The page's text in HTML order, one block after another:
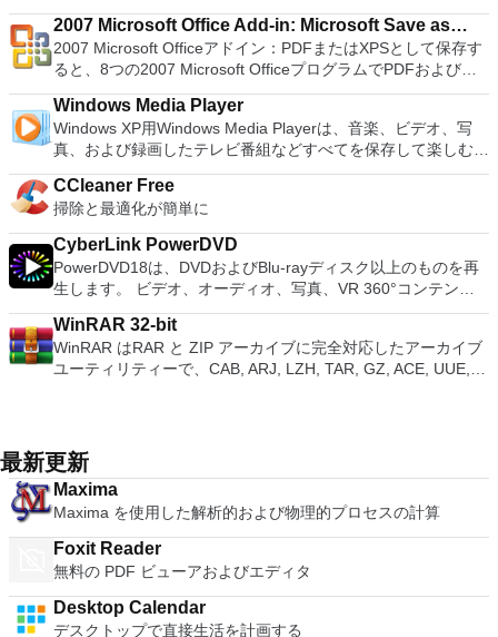
adjustment tool int he Writer program. It has an Office to PDF
converter, automatic spell checking and word count features.
It also has some neat tools such as the Watermark in
document, and converting PowerPoint to Word document
support. Overall, WPS Office 2016 Free is a good alternative
to Microsoft's offering. The Writer program is a versatile word
processor; the Presentation program is an easy to use and
effective slide show maker that helps you to create impressive
multimedia presentations; and the Spreadsheets program is
both a flexible and a powerful spreadsheet application.
8MBから64MBまでの単一の物理カードに制限されなくなりま
した。 高解像度グラフィックス：PCSX2を使用すると、
1080pまたは4K HDでゲームをプレイできます。 全体とし
ゲームを高い精度でエミュレートでき、Windowsとエミュレ
ーターを切り替えることができます。欠点は、高速ゲームに苦
労し、時々フリーズまたはクラッシュすることです。* PCSX2
を使用するには、コンソールから抽出できるPlaystation 2
BIOSが必要です。
Damn Small Linux、Fedora、FreeDOS、Gentoo、
gNewSense、Hiren&#39;s Boot CD、LiveXP、Knoppix、
Kubuntu、Linux Mint、NT Password Registry Editor、
OpenSUSE、Parted Magic、Slackware、Tails、Trinity
Rescue Kit、Ubuntu、Ultimate Boot CD、Windows XP（SP2
以降）、Windows Server 2003 R2、Windows Vista、
Windows 7、Windows 8。 *このリストは完全ではありませ
ア語、マレーシア語、セシュティナ、ダンスク、ドイツ語、英
語、スペイン語、フランス語、フルバツキー、イタリア語、ラ
トヴィエシュ、リエトゥビウ、マジャール、オランダ、ノルス
ク、ポルスキ、ポルトガル、ポルトガル、スロヴェンスキー、
スロベンツキー、スロヴェンスキーSrpski、Suomi、
Svenska、Türkçe。
ングシステムを同時に実行します。 インストールや構成の問
題なしに、事前構成された製品の利点を体験してください。
ホストコンピューターと仮想マシン間でデータを共有します。
32ビットと64ビットの両方の仮想マシンを実行します。 2-
way Virtual SMPを活用します。 サードパーティの仮想マシン
とイメージを使用します。 ホストコンピューターと仮想マシ
ン間でデータを共有します。 幅広いホストおよびゲストオペ
レーティングシステムのサポート。 USB 2.0デバイスのサポー
ト。 起動時にアプライアンス情報を取得します。 直感的なホ
ームページインターフェイスを介して仮想マシンに簡単にアク
想マシンまたはMicrosoft Virtual PC仮想マシンもサポートして
います。
またはLinuxマシン、世界中のどこからでも。 VNC Viewerを
使用すると、コンピューターのデスクトップを表示したり、コ
ンピューターの前に直接座っているかのようにマウスとキーボ
ードを制御したりできます。 VNC Viewerは、インストールと
使用が簡単です。制御したいデバイスでインストーラーを実行
し、指示に従ってください。オプションで、Windowsでのリ
モート展開に使用可能なMSIがあります。デスクトッププラッ
トフォームにVNC Viewerをインストールする権限がない場合
は、スタンドアロンオプションを選択する必要があります。
主な機能は次のとおりです。 クラウドサービスを介してVNC
Connectを実行しているコンピューターに接続します。 Apple
Screen Sharing（ARD）などのサードパーティ製のVNC互換
ソフトウェアを実行しているコンピューターに直接接続しま
す。 各デバイスでVNC Viewerにサインインして、すべてのデ
ボードの上のスクロールバーには、Command / Windowsなど
の高度なキーが含まれています。 Bluetoothキーボードのサポ
ート。 VNC Connectサブスクリプションには、無料、有料、
に、RealVNCアカウントの資格情報を使用して、ローカルマ
シンでVNC Viewerにサインインします。そこから、コンピュ
ーターを確認して接続できます。 VNC Connectを使用する
と、セッションはエンドツーエンドで暗号化されます。アプリ
はすぐに各コンピューターをパスワードで保護します。コンピ
ューターへのログインに使用するのと同じユーザー名とパスワ
ードを入力するだけです。 WIN 7,8,8.1,10をサポートしま
す。 VNC ViewerのMacバージョンをお探しですか？ここから
ダウンロード
2007 Microsoft Office Add-in: Microsoft Save as
PDF or XPS
2007 Microsoft Officeアドイン：PDFまたはXPSとして保存す
ると、8つの2007 Microsoft OfficeプログラムでPDFおよび
XPS形式にエクスポートして保存できます。このツールを使用
すると、これらのプログラムのサブセットでPDF形式および
XPS形式の電子メール添付ファイルとして送信することもでき
ます（特定の機能はプログラムによって異なります）。 この
ダウンロードは、次のOfficeプログラムで動作します。
Microsoft Office Access 2007。 Microsoft Office Excel 2007。
Microsoft Office InfoPath 2007。 Microsoft Office OneNote
2007。 Microsoft Office PowerPoint 2007。 Microsoft Office
Publisher 2007。 Microsoft Office Visio 2007。 Microsoft
Office Word 2007。 2007 Microsoft Officeプログラムのこの
Microsoft Save as PDFまたはXPSアドインは、2007 Microsoft
Office systemソフトウェアの補足条項であり、2007 Microsoft
Office systemソフトウェアのライセンス条項の対象となりま
す。 システム要件：サポートされているオペレーティングシ
Windows Media Player
Windows XP用Windows Media Playerは、音楽、ビデオ、写
真、および録画したテレビ番組などすべてを保存して楽しむ最
適な機能を搭載しています。 再生、表示、外出先で楽しむた
めのポータブル デバイスとの同期、さらには家中のデバイス
との共有も、すべて1か所で行えます。 シンプルなデザイン -
まったく新しい外観でデジタル エンターテイメントを楽しめ
ます。 大好きな音楽をより多く - デジタル音楽体験がさらに
楽しくなります。 エンターテイメントをすべて1つの場所に -
音楽、ビデオ、写真、録画したテレビ番組をすべて保存して楽
しめます。 どこでも楽しめる - どこにいても音楽、ビデオ、
写真にアクセスできます。
CCleaner Free
掃除と最適化が簡単に
CyberLink PowerDVD
PowerDVD18は、DVDおよびBlu-rayディスク以上のものを再
生します。 ビデオ、オーディオ、写真、VR 360°コンテン
ツ、さらにはYouTubeやVimeoにとっても、PowerDVD18は重
要なエンターテイメントの仲間です。 Ultra HD HDR TVとサ
ラウンドサウンドシステムの可能性を解き放ち、360°ビデオ
の増え続けるコレクションへのアクセスで仮想世界に没頭する
Blu-ray、4K、HEVC / H.265およびHDR10コンテンツをサポー
ト全画面モードで21：9モニターで2.35：1の映画を見る常時
オンのミニビューでYouTubeライブを見る YouTubeおよび
Vimeoで4K HDRおよび360ビデオを再生 VRエクスペリエンス
の向上：Microsoft Mixed Realityヘッドセット、HTC、VIVE、
およびOculus Riftをサポート Fire TVとキャストのサポート
注：これは商用トライアルです。
WinRAR 32-bit
WinRAR はRAR と ZIP アーカイブに完全対応したアーカイブ
ユーティリティーで、CAB, ARJ, LZH, TAR, GZ, ACE, UUE,
にもなります。 WinRAR はマウスやメニュー、コマンドライ
ンインターフェースを利用した対話型グラフィックインターフ
ェースを提供します。WinRAR は単純な質問応答のプロセス
で基本的なアーカイブ機能に即時アクセスできる特別
な"Wizard"モードを採用することにより、他のアーカイブソフ
トに比べ使用が簡単になりました。 WinRAR は１２８ビット
キーのAES (Advanced Encryption Standard)でアーカイブを暗
号化するので安心に使用でき、８兆５千８９０億ギガバイトま
でのファイルやアーカイブに対応します。WinRARでは自己解
最新更新
Maxima
Maxima を使用した解析的および物理的プロセスの計算
Foxit Reader
無料の PDF ビューアおよびエディタ
Desktop Calendar
デスクトップで直接生活を計画する